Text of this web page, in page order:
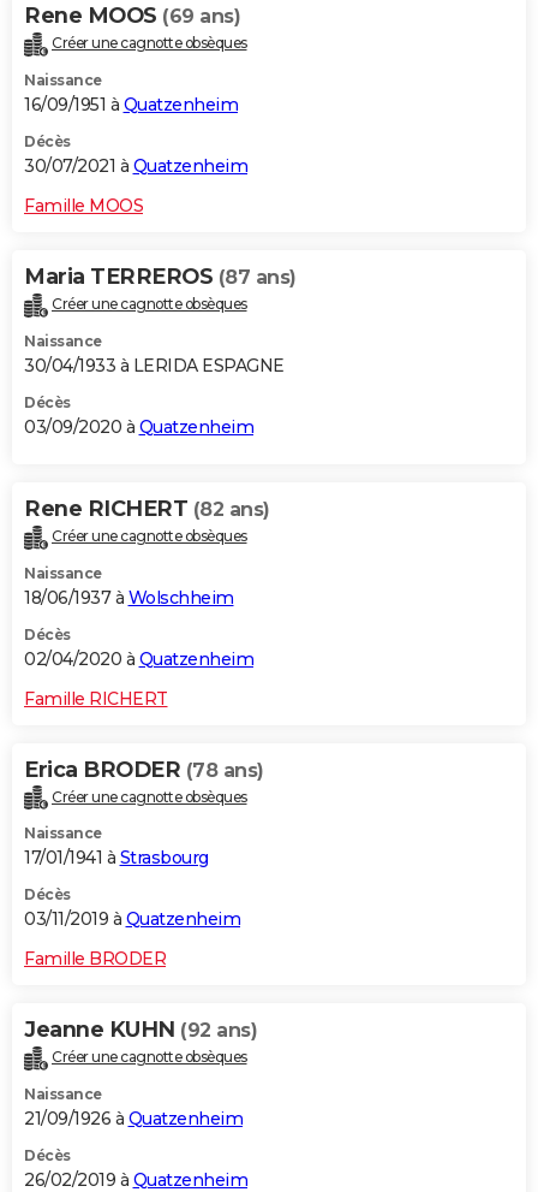
Rene MOOS (69 ans)
Créer une cagnotte obsèques
Naissance
16/09/1951 à Quatzenheim
Décès
30/07/2021 à Quatzenheim
Famille MOOS
Maria TERREROS (87 ans)
Créer une cagnotte obsèques
Naissance
30/04/1933 à LERIDA ESPAGNE
Décès
03/09/2020 à Quatzenheim
Rene RICHERT (82 ans)
Créer une cagnotte obsèques
Naissance
18/06/1937 à Wolschheim
Décès
02/04/2020 à Quatzenheim
Famille RICHERT
Erica BRODER (78 ans)
Créer une cagnotte obsèques
Naissance
17/01/1941 à Strasbourg
Décès
03/11/2019 à Quatzenheim
Famille BRODER
Jeanne KUHN (92 ans)
Créer une cagnotte obsèques
Naissance
21/09/1926 à Quatzenheim
Décès
26/02/2019 à Quatzenheim